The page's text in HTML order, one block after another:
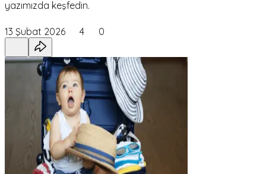
yazımızda keşfedin.
13 Şubat 2026 4 0